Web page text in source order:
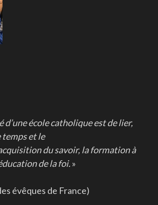
d’une école catholique est de lier,
temps et le
du savoir, la formation à
de la foi.»
évêques de France)